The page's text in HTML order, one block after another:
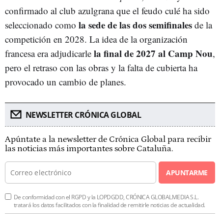
confirmado al club azulgrana que el feudo culé ha sido
seleccionado como la sede de las dos semifinales de la
competición en 2028. La idea de la organización
francesa era adjudicarle la final de 2027 al Camp Nou,
pero el retraso con las obras y la falta de cubierta ha
provocado un cambio de planes.
NEWSLETTER CRÓNICA GLOBAL
Apúntate a la newsletter de Crónica Global para recibir
las noticias más importantes sobre Cataluña.
APUNTARME
De conformidad con el RGPD y la LOPDGDD, CRÓNICA GLOBALMEDIA S.L.
tratará los datos facilitados con la finalidad de remitirle noticias de actualidad.